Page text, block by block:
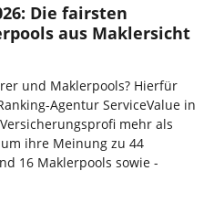
Die fairsten
aus Maklersicht
und Maklerpools? Hierfür
Agentur ServiceValue in
mehr als
ihre Meinung zu 44
16 Maklerpools sowie -